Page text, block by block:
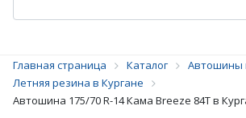
Главная страница Каталог
Автошины
Летняя резина в Кургане
Автошина 175/70 R-14 Кама Breeze 84T в